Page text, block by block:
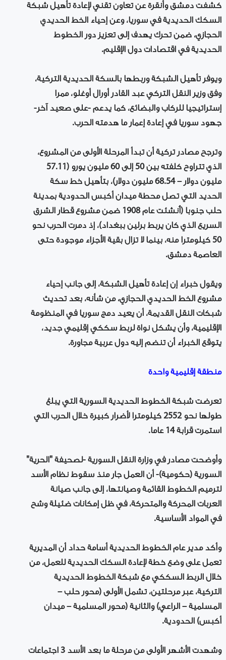
كشفت دمشق وأنقرة عن تعاون تقني لإعادة تأهيل شبكة
السكك الحديدية في سوريا، وعن إحياء الخط الحديدي
الحجازي، ضمن تحرك يهدف إلى تعزيز دور الخطوط
الحديدية في اقتصادات دول الإقليم.
ويوفر تأهيل الشبكة وربطها بالسكة الحديدية التركية،
وفق وزير النقل التركي عبد القادر أورال أوغلو، ممرا
إستراتيجيا للركاب والبضائع، كما يدعم -على صعيد آخر-
جهود سوريا في إعادة إعمار ما هدمته الحرب.
وترجح مصادر تركية أن تبدأ المرحلة الأولى من المشروع،
الذي تتراوح كلفته بين 50 إلى 60 مليون يورو (57.11
مليون دولار – 68.54 مليون دولار)، بتأهيل خط سكة
الحديد التي تصل محطة ميدان أكبس الحدودية بمدينة
حلب جنوبا (أُنشئت عام 1908 ضمن مشروع قطار الشرق
السريع الذي كان يربط برلين ببغداد)، إذ دمرت الحرب نحو
50 كيلومترا منه، بينما لا تزال بقية الأجزاء موجودة حتى
العاصمة دمشق.
ويقول خبراء إن إعادة تأهيل الشبكة، إلى جانب إحياء
مشروع الخط الحديدي الحجازي، من شأنه، بعد تحديث
شبكات النقل القديمة، أن يعيد دمج سوريا في المنظومة
الإقليمية، وأن يشكل نواة لربط سككي إقليمي جديد،
يتوقع الخبراء أن تنضم إليه دول عربية مجاورة.
منطقة إقليمية واحدة
تعرضت شبكة الخطوط الحديدية السورية التي يبلغ
طولها نحو 2552 كيلومترا لأضرار كبيرة خلال الحرب التي
استمرت قرابة 14 عاما.
وأوضحت مصادر في وزارة النقل السورية -لصحيفة "الحرية"
السورية (حكومية)- أن العمل جار منذ سقوط نظام الأسد
لترميم الخطوط القائمة وصيانتها، إلى جانب صيانة
العربات المحركة والمتحركة، في ظل إمكانات ضئيلة وشح
في المواد الأساسية.
وأكد مدير عام الخطوط الحديدية أسامة حداد أن المديرية
تعمل على وضع خطة لإعادة السكك الحديدية للعمل، من
خلال الربط السككي مع شبكة الخطوط الحديدية
التركية، عبر مرحلتين، تشمل الأولى (محور حلب –
المسلمية – الراعي) والثانية (محور المسلمية – ميدان
أكبس) الحدودية.
وشهدت الأشهر الأولى من مرحلة ما بعد الأسد 3 اجتماعات